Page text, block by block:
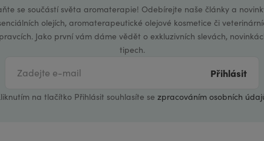
se součástí světa aromaterapie! Odebírejte naše články a
olejích, aromaterapeutické olejové kosmetice či
Jako první vám dáme vědět o exkluzivních slevách,
tipech.
Přihlásit
na tlačítko Přihlásit souhlasíte se zpracováním osobních